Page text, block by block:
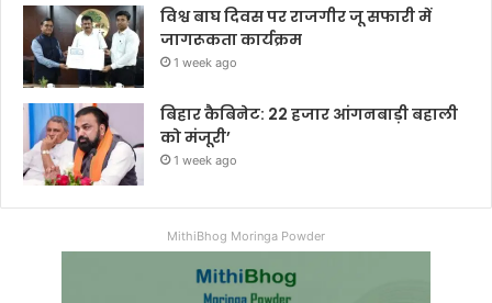
विश्व बाघ दिवस पर राजगीर जू सफारी में
जागरूकता कार्यक्रम
1 week ago
बिहार कैबिनेट: 22 हजार आंगनबाड़ी बहाली
को मंजूरी’
1 week ago
MithiBhog Moringa Powder